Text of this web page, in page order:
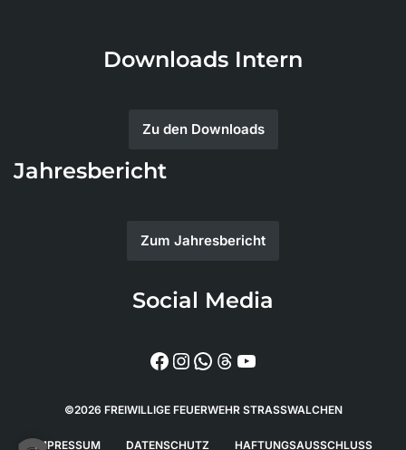
Downloads Intern
Zu den Downloads
Jahresbericht
Zum Jahresbericht
Social Media
©2026 FREIWILLIGE FEUERWEHR STRASSWALCHEN
IMPRESSUM DATENSCHUTZ HAFTUNGSAUSSCHLUSS